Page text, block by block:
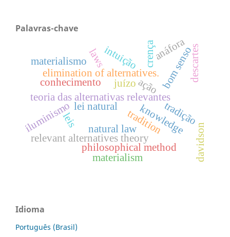
Palavras-chave
conhecimento
teoria das alternativas relevantes
knowledge
relevant alternatives theory
elimination of alternatives.bom senso
tradição
leis
lei natural
iluminismo tradition
laws
natural law
philosophical method
materialism
materialismo intuição
davidson
ação
crença descartes
juízo
anáfora
Idioma
Português (Brasil)